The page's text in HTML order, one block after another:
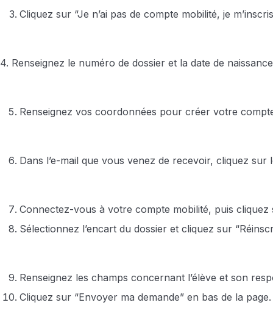
Cliquez sur “Je n’ai pas de compte mobilité, je
4. Renseignez le numéro de dossier et la date de
Renseignez vos coordonnées pour créer votre
Dans l’e-mail que vous venez de recevoir, cliquez
Connectez-vous à votre compte mobilité, puis
Sélectionnez l’encart du dossier et cliquez sur
Renseignez les champs concernant l’élève et son
Cliquez sur “Envoyer ma demande” en bas de la page.